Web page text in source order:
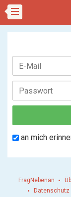
an mich
FragNebenan
Datenschutz